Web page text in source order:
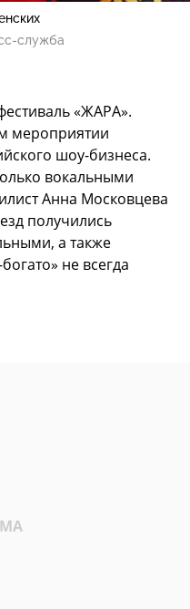
служба
«ЖАРА».
мероприятии
шоу-бизнеса.
вокальными
Анна Московцева
получились
а также
не всегда